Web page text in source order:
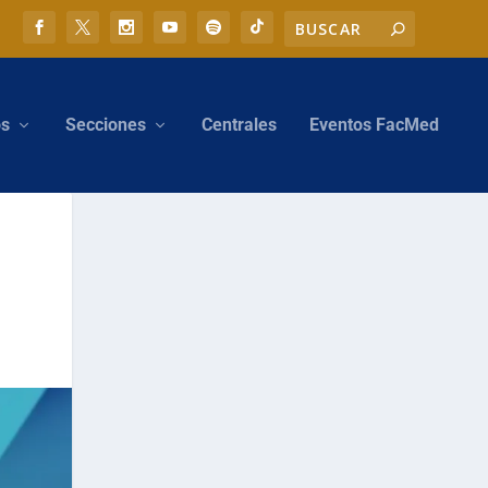
Secciones Centrales Eventos FacMed